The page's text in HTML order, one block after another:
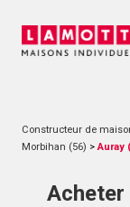
Constructeur de
Morbihan (56) >Auray
Acheter